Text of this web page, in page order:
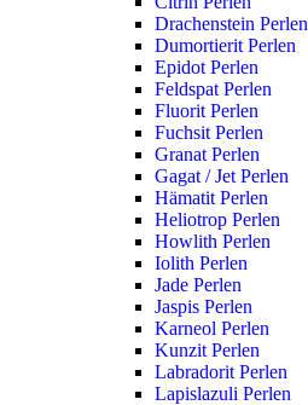
Drachenstein Perlen
Dumortierit Perlen
Epidot Perlen
Feldspat Perlen
Fluorit Perlen
Fuchsit Perlen
Granat Perlen
Gagat / Jet Perlen
Hämatit Perlen
Heliotrop Perlen
Howlith Perlen
Iolith Perlen
Jade Perlen
Jaspis Perlen
Karneol Perlen
Kunzit Perlen
Labradorit Perlen
Lapislazuli Perlen